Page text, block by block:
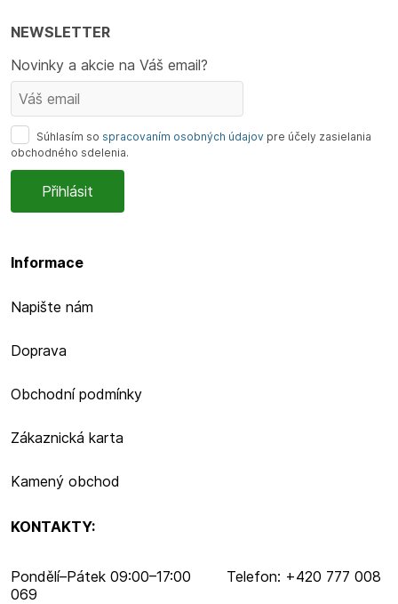
NEWSLETTER
Novinky a akcie na Váš email?
Súhlasím so spracovaním osobných údajov pre účely zasielania
obchodného sdelenia.
Informace
Napište nám
Doprava
Obchodní podmínky
Zákaznická karta
Kamený obchod
KONTAKTY:
Pondělí–​Pátek 09:00–​17:00 Telefon: +420 777 008
069